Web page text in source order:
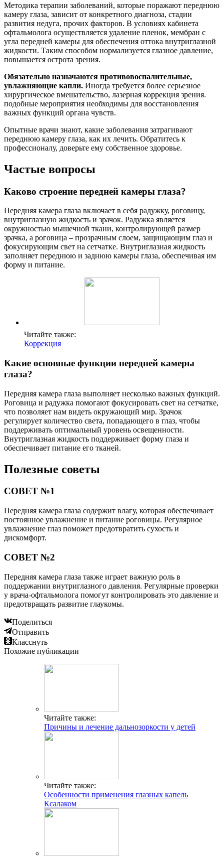
Методика терапии заболеваний, которые поражают переднюю
камеру глаза, зависит от конкретного диагноза, стадии
развития недуга, прочих факторов. В условиях кабинета
офтальмолога осуществляется удаление пленок, мембран с
угла передней камеры для обеспечения оттока внутриглазной
жидкости. Таким способом нормализуется глазное давление,
повышается острота зрения.
Обязательно назначаются противовоспалительные,
увлажняющие капли. Иногда требуется более серьезное
хирургическое вмешательство, лазерная коррекция зрения.
подобные мероприятия необходимы для восстановления
важных функций органа чувств.
Опытные врачи знают, какие заболевания затрагивают
переднюю камеру глаза, как их лечить. Обратитесь к
профессионалу, доверьте ему собственное здоровье.
Частые вопросы
Каково строение передней камеры глаза?
Передняя камера глаза включает в себя радужку, роговицу,
внутриглазную жидкость и зрачок. Радужка является
окружностью мышечной ткани, контролирующей размер
зрачка, а роговица – прозрачным слоем, защищающим глаз и
фокусирующим свет на сетчатке. Внутриглазная жидкость
заполняет переднюю и заднюю камеры глаза, обеспечивая им
форму и питание.
Читайте также:
Коррекция
Какие основные функции передней камеры
глаза?
Передняя камера глаза выполняет несколько важных функций.
Роговица и радужка помогают фокусировать свет на сетчатке,
что позволяет нам видеть окружающий мир. Зрачок
регулирует количество света, попадающего в глаз, чтобы
поддерживать оптимальный уровень освещенности.
Внутриглазная жидкость поддерживает форму глаза и
обеспечивает питание его тканей.
Полезные советы
СОВЕТ №1
Передняя камера глаза содержит влагу, которая обеспечивает
постоянное увлажнение и питание роговицы. Регулярное
увлажнение глаз поможет предотвратить сухость и
дискомфорт.
СОВЕТ №2
Передняя камера глаза также играет важную роль в
поддержании внутриглазного давления. Регулярные проверки
у врача-офтальмолога помогут контролировать это давление и
предотвращать развитие глаукомы.
Поделиться
Отправить
Класснуть
Похожие публикации
Читайте также:
Причины и лечение дальнозоркости у детей
Читайте также:
Особенности применения глазных капель
Ксалаком